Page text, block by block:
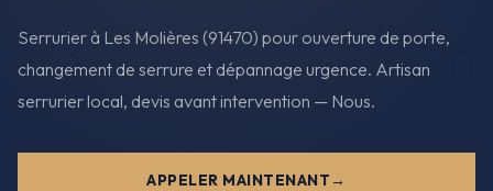
Serrurier à Les Molières (91470) pour ouverture de porte,
changement de serrure et dépannage urgence. Artisan
serrurier local, devis avant intervention — Nous.
APPELER MAINTENANT